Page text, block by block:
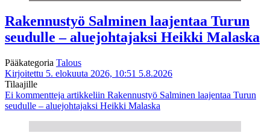
Rakennustyö Salminen laajentaa Turun
seudulle – aluejohtajaksi Heikki Malaska
Pääkategoria Talous
Kirjoitettu 5. elokuuta 2026, 10:51 5.8.2026
Tilaajille
Ei kommentteja artikkeliin Rakennustyö Salminen laajentaa Turun
seudulle – aluejohtajaksi Heikki Malaska